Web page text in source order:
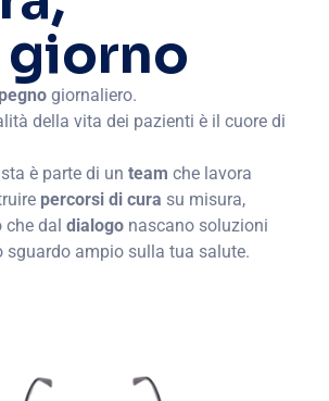
giornaliero.
della vita dei pazienti è il cuore di
è parte di un team che lavora
percorsi di cura su misura,
che dal dialogo nascano soluzioni
sguardo ampio sulla tua salute.